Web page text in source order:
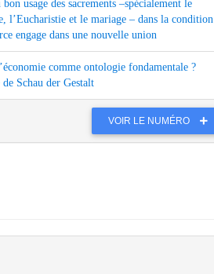
usage des sacrements –spécialement le
l’Eucharistie et le mariage – dans la condition
engage dans une nouvelle union
comme ontologie fondamentale ?
Schau der Gestalt
VOIR LE NUMÉRO